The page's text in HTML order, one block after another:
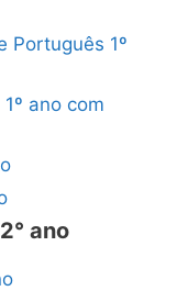
Português 1º
ano com
ano